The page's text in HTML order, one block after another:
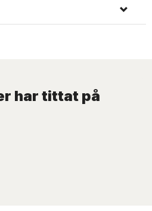
har tittat på